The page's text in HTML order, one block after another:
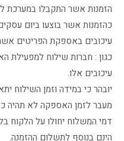
כהזמנות אשר בוצעו ביום
עיכובים באספקת הפריטים
כגון : חברות שילוח למפעילת
עיכובים אלו.
יובהר כי במידה וזמן השילוח
מעבר לזמן האספקה לא תהיה
דמי המשלוח יחולו על הלקוח
הינם בנוסף לתשלום ההזמנה.